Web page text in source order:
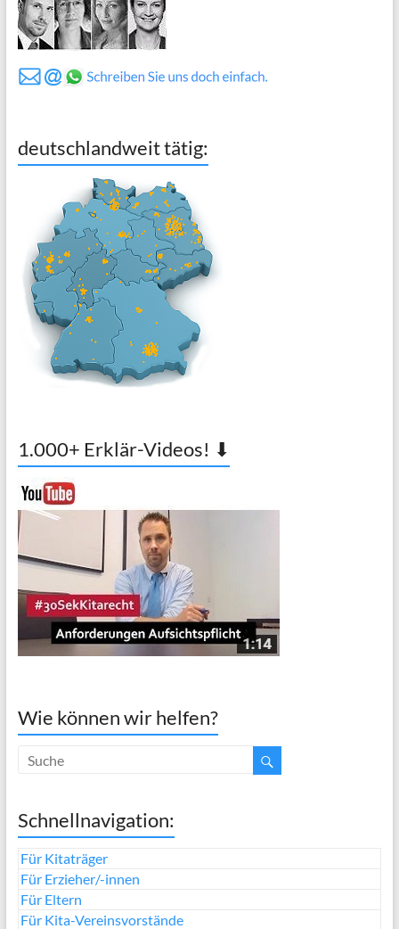
deutschlandweit tätig:
1.000+ Erklär-Videos! ⬇
Wie können wir helfen?
Schnellnavigation:
Für Kitaträger
Für Erzieher/-innen
Für Eltern
Für Kita-Vereinsvorstände